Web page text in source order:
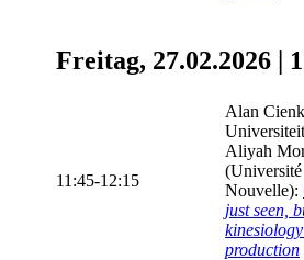
Freitag, 27.02.2026 |
11:45-12:15
Alan
Aliyah
Nouvelle):
just seen,
production